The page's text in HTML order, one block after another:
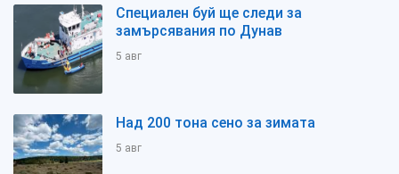
Специален буй ще следи за
замърсявания по Дунав
5 авг
Над 200 тона сено за зимата
5 авг